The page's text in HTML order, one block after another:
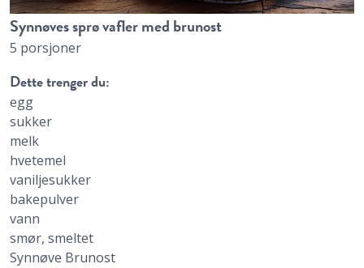
Synnøves sprø vafler med brunost
5 porsjoner
Dette trenger du:
egg
sukker
melk
hvetemel
vaniljesukker
bakepulver
vann
smør, smeltet
Synnøve Brunost